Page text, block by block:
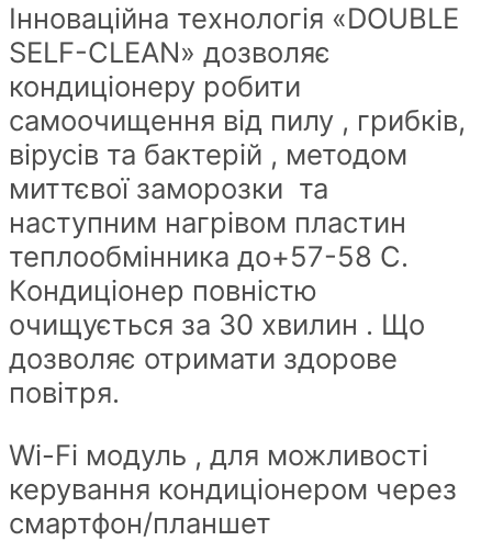
Інноваційна технологія «DOUBLE
SELF-CLEAN» дозволяє
кондиціонеру робити
самоочищення від пилу , грибків,
вірусів та бактерій , методом
миттєвої заморозки та
наступним нагрівом пластин
теплообмінника до+57-58 С.
Кондиціонер повністю
очищується за 30 хвилин . Що
дозволяє отримати здорове
повітря.
Wi-Fi модуль , для можливості
керування кондиціонером через
смартфон/планшет